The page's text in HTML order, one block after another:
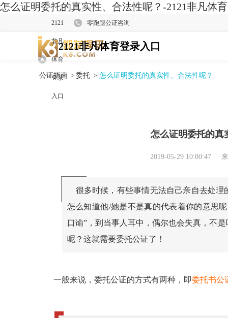
怎么证明委托的真实性、合法性呢？-2121非凡体
2121
非凡
体育
登录
入口
零跑腿公证咨询
2121非凡体育登录入口
公证指南 > 委托 > 怎么证明委托的真实性、合法性呢？
怎么证明委托的真
2019-05-29 10:00:47
很多时候，有些事情无法自己亲自去处理
怎么知道他/她是不是真的代表着你的意思
口谕”，到当事人耳中，偶尔也会失真，不
呢？这就需要委托公证了！
一般来说，委托公证的方式有两种，即委托书公